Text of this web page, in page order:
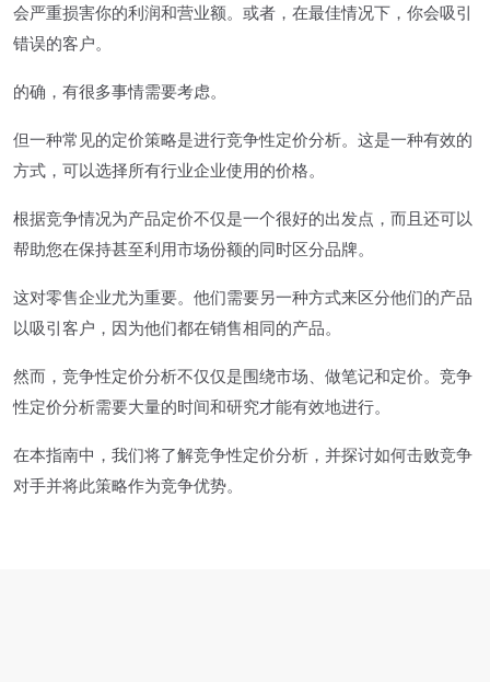
会严重损害你的利润和营业额。或者，在最佳情况下，你会吸引
错误的客户。
的确，有很多事情需要考虑。
但一种常见的定价策略是进行竞争性定价分析。这是一种有效的
方式，可以选择所有行业企业使用的价格。
根据竞争情况为产品定价不仅是一个很好的出发点，而且还可以
帮助您在保持甚至利用市场份额的同时区分品牌。
这对零售企业尤为重要。他们需要另一种方式来区分他们的产品
以吸引客户，因为他们都在销售相同的产品。
然而，竞争性定价分析不仅仅是围绕市场、做笔记和定价。竞争
性定价分析需要大量的时间和研究才能有效地进行。
在本指南中，我们将了解竞争性定价分析，并探讨如何击败竞争
对手并将此策略作为竞争优势。